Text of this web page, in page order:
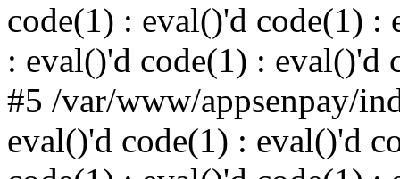
code(1) : eval()'d code(1) :
: eval()'d code(1) : eval()'d
#5 /var/www/appsenpay/
eval()'d code(1) : eval()'d